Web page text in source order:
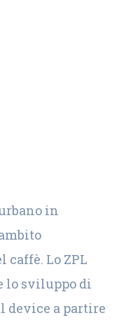
in
caffè. Lo ZPL
lo sviluppo di
device a partire